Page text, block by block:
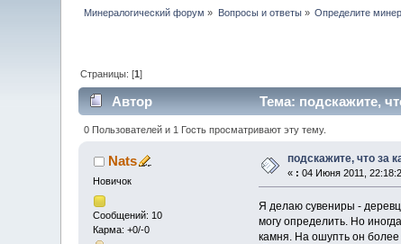
Минералогический форум » Вопросы и ответы» Определите
Страницы: [1]
Автор Тема: подскажите,
0 Пользователей и 1 Гость просматривают эту тему.
Nats
Новичок
Сообщений: 10
Карма: +0/-0
подскажите, что за
« : 04 Июня 2011,
Я делаю сувениры -
могу определить. Но
камня. На ошупть он